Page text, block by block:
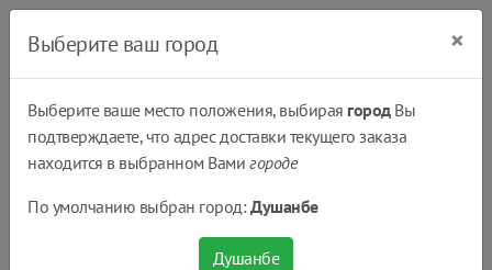
Выберите ваш город ×
Выберите ваше место положения, выбирая городВы
подтверждаете, что адрес доставки текущего заказа
находится в выбранном Вамигороде
По умолчанию выбран город:Душанбе
Душанбе